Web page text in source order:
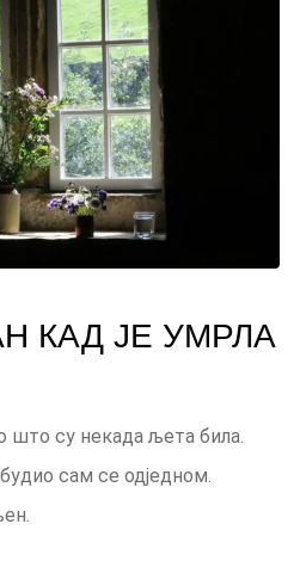
КАД ЈЕ УМРЛА
што су некада љета била.
сам се одједном.